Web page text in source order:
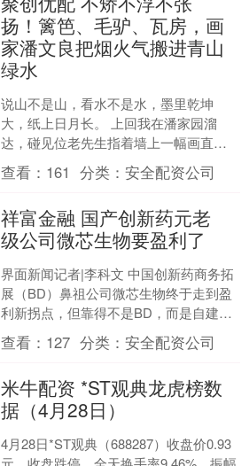
扬！篱笆、毛驴、瓦房，画
家潘文良把烟火气搬进青山
绿水
说山不是山，看水不是水，墨里乾坤
大，纸上日月长。 上回我在潘家园溜
达，碰见位老先生指着墙上一幅画直
乐：“您瞧这山画的，跟窝头似的！”我凑
近一瞅——哟，这不是潘文....
查看： 161 分类：安全配资公司
祥富金融 国产创新药元老
级公司微芯生物要盈利了
界面新闻记者|李科文 中国创新药商务拓
展（BD）鼻祖公司微芯生物终于走到盈
利新拐点，但靠得不是BD，而是自建商
业化团队。 7月17日晚间，微芯生物披露
2025年....
查看： 127 分类：安全配资公司
米牛配资 *ST观典龙虎榜数
据（4月28日）
4月28日*ST观典（688287）收盘价0.93